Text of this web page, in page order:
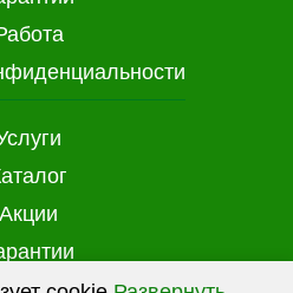
Акции